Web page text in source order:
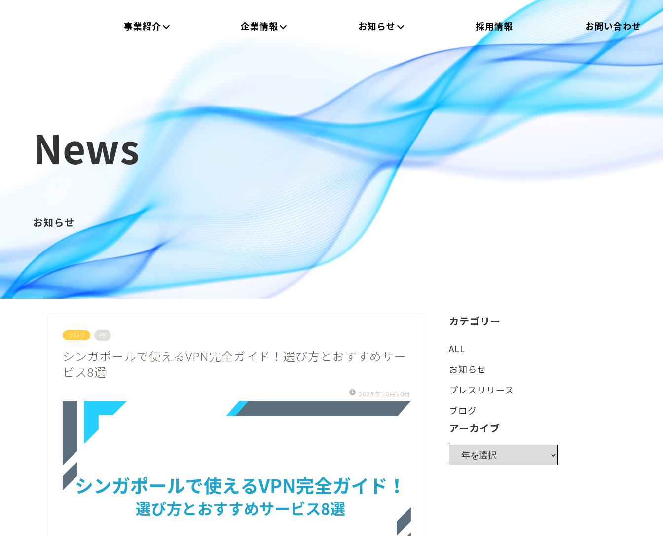
事業紹介 企業情報 お知らせ 採用情報 お問い合わせ
News
お知らせ
ブログ PR
シンガポールで使えるVPN完全ガイド！選び方とおすすめサー
ビス8選
2025年10月10日
カテゴリー
ALL
お知らせ
プレスリリース
ブログ
アーカイブ